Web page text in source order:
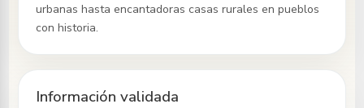
urbanas hasta encantadoras casas rurales en pueblos
con historia.
Información validada